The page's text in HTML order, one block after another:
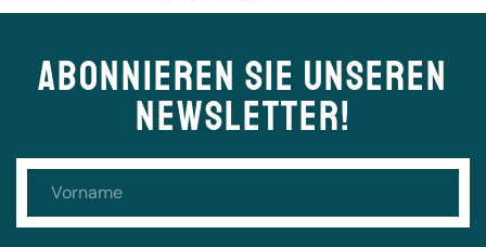
ABONNIEREN SIE UNSEREN
NEWSLETTER!